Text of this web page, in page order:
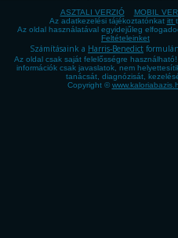
ASZTALI VERZIÓ
MOBIL
Az adatkezelési tájékoztatónkat itt
Az oldal használatával egyidejűleg
Feltételeinket
Számításaink a Harris-Benedict
Az oldal csak saját felelősségre
információk csak javaslatok, nem
tanácsát, diagnózisát,
Copyright ©